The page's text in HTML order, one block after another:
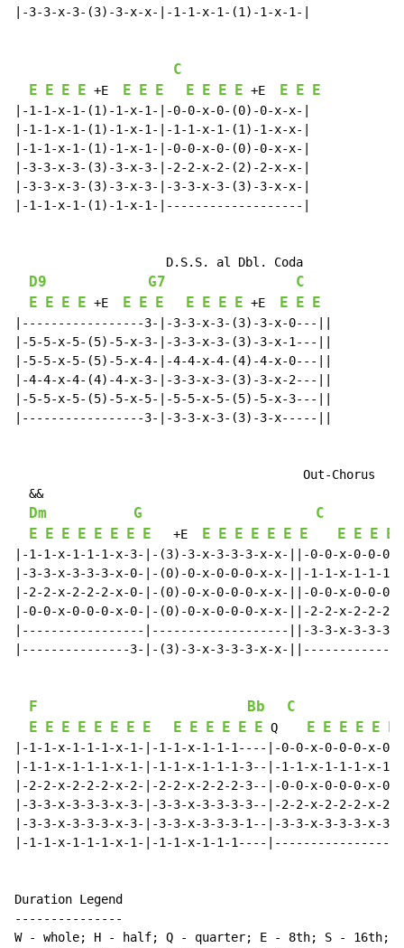
|-3-3-x-3-(3)-3-x-x-|-1-1-x-1-(1)-1-x-1-|
C
E
E E E +E E E E E E E E +E E E E
|-1-1-x-1-(1)-1-x-1-|-0-0-x-0-(0)-0-x-x-|
|-1-1-x-1-(1)-1-x-1-|-1-1-x-1-(1)-1-x-x-|
|-1-1-x-1-(1)-1-x-1-|-0-0-x-0-(0)-0-x-x-|
|-3-3-x-3-(3)-3-x-3-|-2-2-x-2-(2)-2-x-x-|
|-3-3-x-3-(3)-3-x-3-|-3-3-x-3-(3)-3-x-x-|
|-1-1-x-1-(1)-1-x-1-|-------------------|
                     D.S.S. al Dbl. Coda
D9 G7
C
E
E E E +E E E E E E E E +E E E E
|-----------------3-|-3-3-x-3-(3)-3-x-0---||
|-5-5-x-5-(5)-5-x-3-|-3-3-x-3-(3)-3-x-1---||
|-5-5-x-5-(5)-5-x-4-|-4-4-x-4-(4)-4-x-0---||
|-4-4-x-4-(4)-4-x-3-|-3-3-x-3-(3)-3-x-2---||
|-5-5-x-5-(5)-5-x-5-|-5-5-x-5-(5)-5-x-3---||
|-----------------3-|-3-3-x-3-(3)-3-x-----||
                                        Out-Chorus
  &&
Dm G
C
E
E E E E E E E
   +E
E E E E E E E E E E E
|-1-1-x-1-1-1-x-3-|-(3)-3-x-3-3-3-x-x-||-0-0-x-0-0-
|-3-3-x-3-3-3-x-0-|-(0)-0-x-0-0-0-x-x-||-1-1-x-1-1-
|-2-2-x-2-2-2-x-0-|-(0)-0-x-0-0-0-x-x-||-0-0-x-0-0-
|-0-0-x-0-0-0-x-0-|-(0)-0-x-0-0-0-x-x-||-2-2-x-2-2-
|-----------------|-------------------||-3-3-x-3-3-3-x-
|---------------3-|-(3)-3-x-3-3-3-x-x-
F Bb
C
E
E E E E E E E E E E E E E Q E E E E E
|-1-1-x-1-1-1-x-1-|-1-1-x-1-1-1----|-0-0-x-0-0-0-x-
|-1-1-x-1-1-1-x-1-|-1-1-x-1-1-1-3--|-1-1-x-1-1-1-x-
|-2-2-x-2-2-2-x-2-|-2-2-x-2-2-2-3--|-0-0-x-0-0-0-x-
|-3-3-x-3-3-3-x-3-|-3-3-x-3-3-3-3--|-2-2-x-2-2-2-x-
|-3-3-x-3-3-3-x-3-|-3-3-x-3-3-3-1--|-3-3-x-3-3-3-x-
|-1-1-x-1-1-1-x-1-|-1-1-x-1-1-1----
Duration Legend
---------------
W - whole; H - half; Q - quarter; E - 8th; S - 16th;